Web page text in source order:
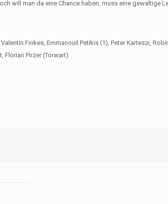
will man da eine Chance haben, muss eine gewaltige
Finkes, Emmanouil Petikis (1), Peter Karteszi,
Florian Pirzer (Torwart)